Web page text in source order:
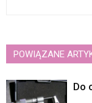
POWIĄZANE
Do